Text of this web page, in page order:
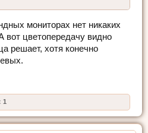
мониторах нет никаких
цветопередачу видно
решает, хотя конечно
1